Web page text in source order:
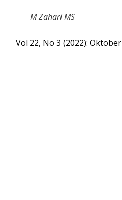
M Zahari MS
Vol 22, No 3 (2022): Oktober